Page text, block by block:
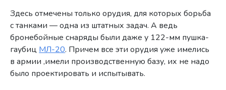
Здесь отмечены только орудия, для которых борьба
с танками — одна из штатных задач. А ведь
бронебойные снаряды были даже у 122-мм пушка-
гаубиц МЛ-20. Причем все эти орудия уже имелись
в армии ,имели производственную базу, их не надо
было проектировать и испытывать.